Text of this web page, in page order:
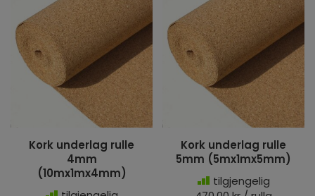
Kork underlag rulle
4mm
(10mx1mx4mm)
Kork underlag rulle
5mm (5mx1mx5mm)
tilgjengelig